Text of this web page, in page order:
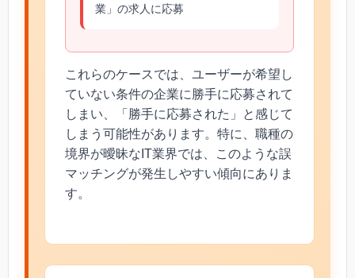
業」の求人に応募
これらのケースでは、ユーザーが希望し
ていない条件の企業に勝手に応募されて
しまい、「勝手に応募された」と感じて
しまう可能性があります。特に、職種の
境界が曖昧なIT業界では、このような誤
マッチングが発生しやすい傾向にありま
す。